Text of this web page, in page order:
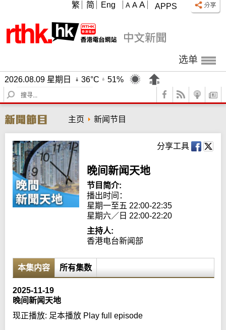
APPS
A A A
繁 简 Eng
选单
2026.08.09 星期日 36°C
51%
S
e
r
c
h
主页 新闻节目
分享工具
晚间新闻天地
节目简介:
播出时间：
星期一至五 22:00-22:35
星期六／日 22:00-22:20
主持人:
香港电台新闻部
本集内容 所有集数
2025-11-19
晚间新闻天地
现正播放: 足本播放 Play full episode